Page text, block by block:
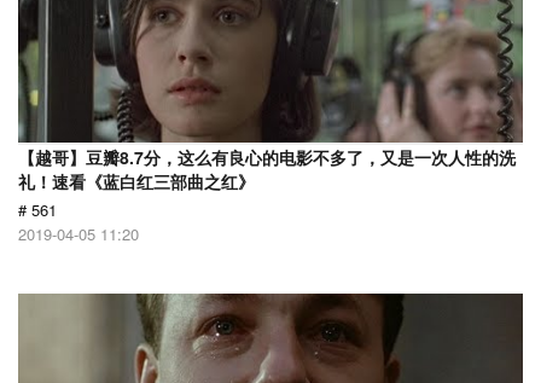
【越哥】豆瓣8.7分，这么有良心的电影不多了，又是一次人性的洗
礼！速看《蓝白红三部曲之红》
# 561
2019-04-05 11:20